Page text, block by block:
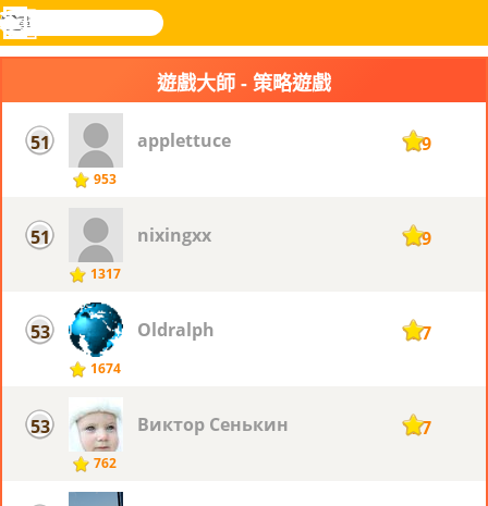
樂和遊
搜
尋
登入
功
遊戲大師 - 策略遊戲
51
953
applettuce 129
51
1317
nixingxx 129
53
1674
Oldralph 127
53
762
Виктор Сенькин 127